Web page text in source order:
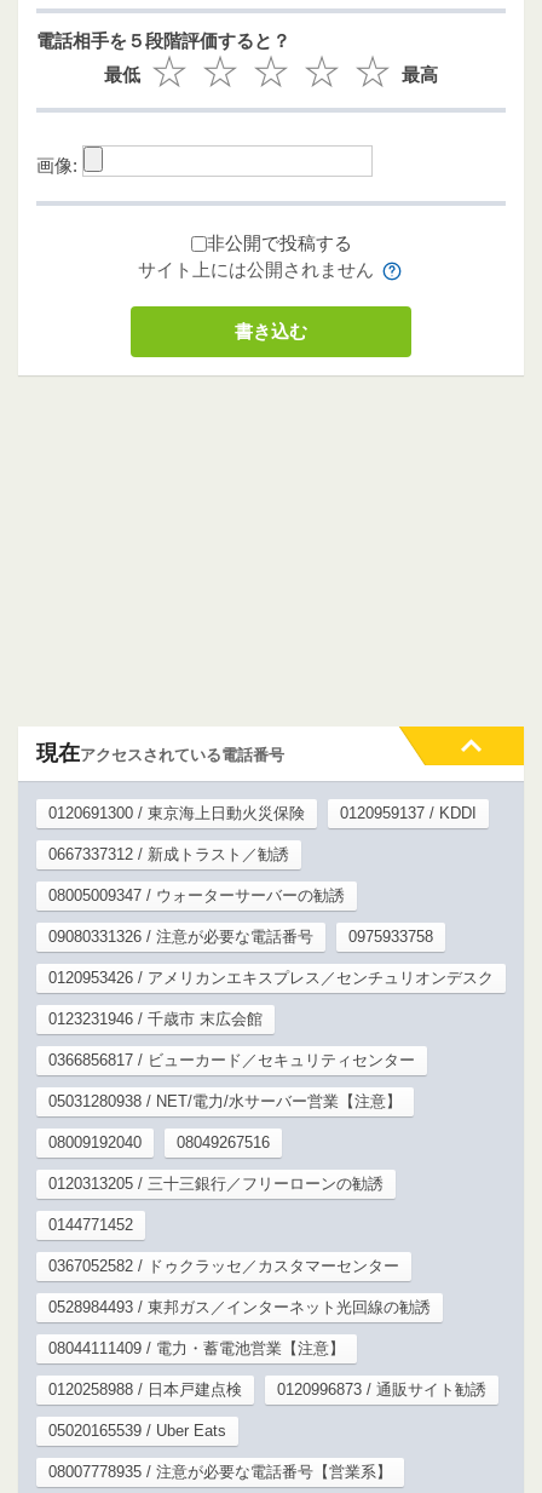
電話相手を５段階評価すると？
最低
最高
画像:
非公開で投稿する
サイト上には公開されません
現在アクセスされている電話番号
0120691300 / 東京海上日動火災保険 0120959137 / KDDI
0667337312 / 新成トラスト／勧誘
08005009347 / ウォーターサーバーの勧誘
09080331326 / 注意が必要な電話番号 0975933758
0120953426 / アメリカンエキスプレス／センチュリオンデスク
0123231946 / 千歳市 末広会館
0366856817 / ビューカード／セキュリティセンター
05031280938 / NET/電力/水サーバー営業【注意】
08009192040 08049267516
0120313205 / 三十三銀行／フリーローンの勧誘
0144771452
0367052582 / ドゥクラッセ／カスタマーセンター
0528984493 / 東邦ガス／インターネット光回線の勧誘
08044111409 / 電力・蓄電池営業【注意】
0120258988 / 日本戸建点検 0120996873 / 通販サイト勧誘
05020165539 / Uber Eats
08007778935 / 注意が必要な電話番号【営業系】